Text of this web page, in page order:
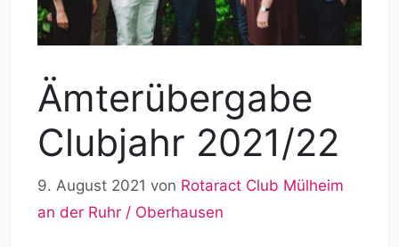
Ämterübergabe
Clubjahr 2021/22
9. August 2021 von Rotaract Club Mülheim
an der Ruhr / Oberhausen